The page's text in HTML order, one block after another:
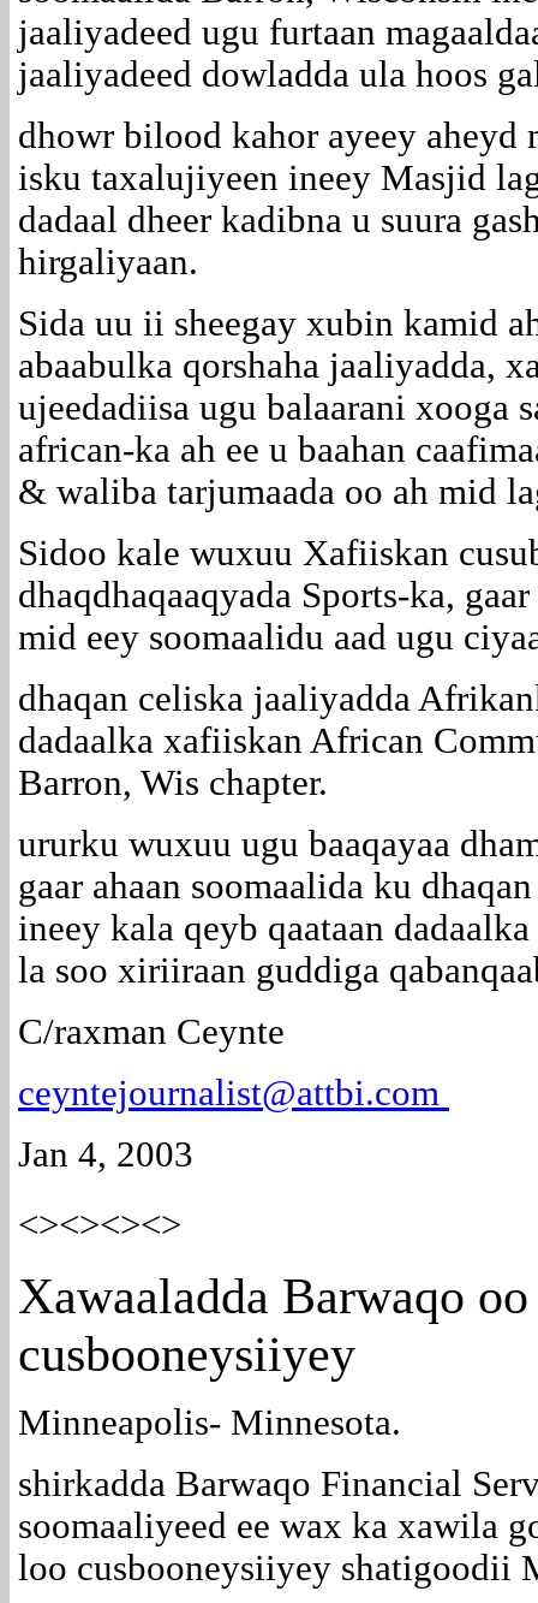
jaaliyadeed ugu furtaan
jaaliyadeed dowladda ula hoos
dhowr bilood kahor ayeey
isku taxalujiyeen ineey Masjid
dadaal dheer kadibna u suura
hirgaliyaan.
Sida uu ii sheegay xubin kamid
abaabulka qorshaha jaaliyadda,
ujeedadiisa ugu balaarani xooga
african-ka ah ee u baahan
& waliba tarjumaada oo ah mid
Sidoo kale wuxuu Xafiiskan
dhaqdhaqaaqyada Sports-ka,
mid eey soomaalidu aad ugu
dhaqan celiska jaaliyadda
dadaalka xafiiskan African
Barron, Wis chapter.
ururku wuxuu ugu baaqayaa
gaar ahaan soomaalida ku
ineey kala qeyb qaataan
la soo xiriiraan guddiga
C/raxman Ceynte
ceyntejournalist@attbi.com
Jan 4, 2003
<><><><>
Xawaaladda Barwaqo
cusbooneysiiyey
Minneapolis- Minnesota.
shirkadda Barwaqo Financial
soomaaliyeed ee wax ka xawila
loo cusbooneysiiyey shatigoodii